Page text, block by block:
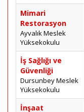
Mimari
Restorasyon
Ayvalık Meslek
Yüksekokulu
İş Sağlığı ve
Güvenliği
Dursunbey Meslek
Yüksekokulu
İnşaat